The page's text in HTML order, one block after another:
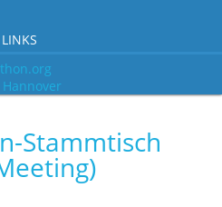
LINKS
Hannover
Stammtisch